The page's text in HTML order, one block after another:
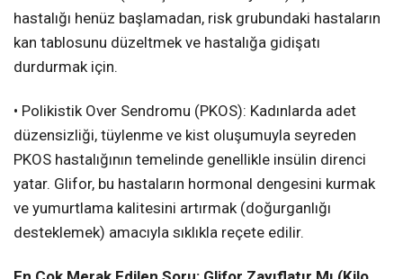
hastalığı henüz başlamadan, risk grubundaki hastaların
kan tablosunu düzeltmek ve hastalığa gidişatı
durdurmak için.
• Polikistik Over Sendromu (PKOS): Kadınlarda adet
düzensizliği, tüylenme ve kist oluşumuyla seyreden
PKOS hastalığının temelinde genellikle insülin direnci
yatar. Glifor, bu hastaların hormonal dengesini kurmak
ve yumurtlama kalitesini artırmak (doğurganlığı
desteklemek) amacıyla sıklıkla reçete edilir.